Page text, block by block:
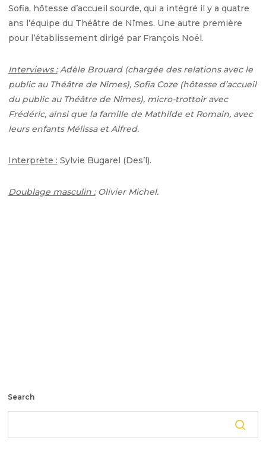
Sofia, hôtesse d’accueil sourde, qui a intégré il y a quatre
ans l’équipe du Théâtre de Nîmes. Une autre première
pour l’établissement dirigé par François Noël.
Interviews :Adèle Brouard (chargée des relations avec le
public au Théâtre de Nîmes), Sofia Coze (hôtesse d’accueil
du public au Théâtre de Nîmes), micro-trottoir avec
Frédéric, ainsi que la famille de Mathilde et Romain, avec
leurs enfants Mélissa et Alfred.
Interprète : Sylvie Bugarel (Des’l).
Doublage masculin :Olivier Michel.
Search